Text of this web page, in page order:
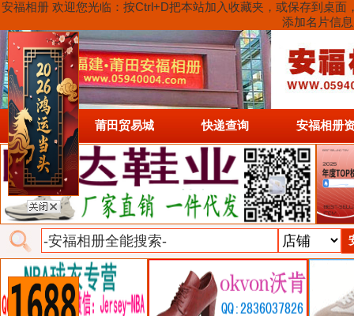
安福相册 欢迎您光临：按Ctrl+D把本站加入收藏夹，或保存到桌
添加名片信
首页 莆田贸易城 快递查询 安福相册